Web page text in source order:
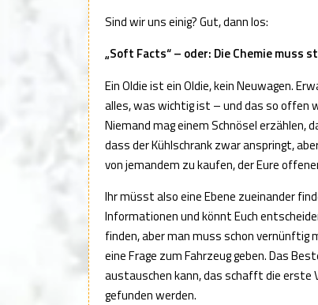
Sind wir uns einig? Gut, dann los:
„Soft Facts“ – oder: Die Chemie muss
Ein Oldie ist ein Oldie, kein Neuwagen.
alles, was wichtig ist – und das so offen
Niemand mag einem Schnösel erzählen,
dass der Kühlschrank zwar anspringt,
von jemandem zu kaufen, der Eure
Ihr müsst also eine Ebene zueinander
Informationen und könnt Euch
finden, aber man muss schon vernünftig
eine Frage zum Fahrzeug geben. Das
austauschen kann, das schafft die erste
gefunden werden.